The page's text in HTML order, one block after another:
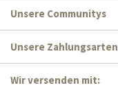
Unsere Communitys
Unsere Zahlungsarten
Wir versenden mit: